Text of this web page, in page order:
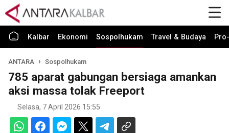
Kalbar Ekonomi Sospolhukam Travel & Budaya
ANTARA Sospolhukam
785 aparat gabungan bersiaga amankan
aksi massa tolak Freeport
Selasa, 7 April 2026 15:55